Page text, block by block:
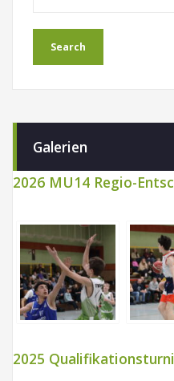
Galerien
2026 MU14 Regio-
2025